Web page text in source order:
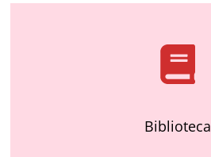
Biblioteca